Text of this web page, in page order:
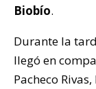
Biobío.
Durante la
llegó en
Pacheco